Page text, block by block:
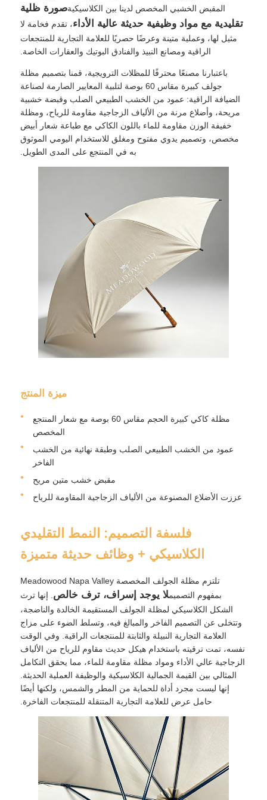
جميع القضايا
مظلات الغولف
المظلات المدمجة
مظلات الترويج
مظلات مقاومة للرياح
مظلات مفتوحة تلقائيًا
المظلات الخشبية
المقبض الخشبي المخصص لدينا بين الكلاسيكيةصورة ظلية
تقليدية مع مواد وظيفية حديثة عالية الأداء، تقدم فخامة لا
مثيل لها، وعملية متينة وعرضًا حصريًا للعلامة التجارية للمنتجعات
الراقية ومصانع النبيذ والفنادق البوتيك والعقارات الخاصة.
باعتبارنا مصنعًا محترفًا للمظلات الترويجية، قمنا بتصميم مظلة
جولف كبيرة مقاس 60 بوصة لتلبية المعايير الصارمة لصناعة
الضيافة الراقية: عمود من الخشب الطبيعي الصلب وقبضة خشبية
مريحة، وأضلاع مرنة من الألياف الزجاجية مقاومة للرياح، ومظلة
خفيفة الوزن مقاومة للماء باللون الكاكي مع طباعة شعار أبيض
مخصص، وتصميم يدوي مفتوح ومغلق للاستخدام اليومي الموثوق
به في المنتجع على المدى الطويل.
ميزة المنتج
مظلة كاكي كبيرة الحجم مقاس 60 بوصة مع شعار المنتجع
المخصص
عمود من الخشب الطبيعي الصلب وطبقة نهائية من الخشب
الفاخر
مقبض خشب متين مريح
عززت الأضلاع المصنوعة من الألياف الزجاجية المقاومة للرياح
فلسفة التصميم: النمط التقليدي
الكلاسيكي + وظائف حديثة متميزة
تلتزم مظلة الجولف المخصصة Meadowood Napa Valley
بمفهوم التصميملا يوجد إسراف، ترف خالص . إنها ترث
الشكل الكلاسيكي لمظلة الجولف المستقيمة الخالدة والناضجة،
وتتخلى عن التصميم الفاخر والمبالغ فيه، وتسلط الضوء على مزاج
العلامة التجارية النبيلة والثابتة للمنتجعات الراقية. وفي الوقت
نفسه، تمت ترقيته باستخدام هيكل حديث مقاوم للرياح من الألياف
الزجاجية عالي الأداء ومواد مظلة مقاومة للماء، مما يحقق التكامل
المثالي بين القيمة الجمالية الكلاسيكية والوظيفة العملية الحديثة.
إنها ليست مجرد أداة للحماية من المطر والشمس، ولكنها أيضًا
حامل عرض للعلامة التجارية المتنقلة للمنتجعات الفاخرة.